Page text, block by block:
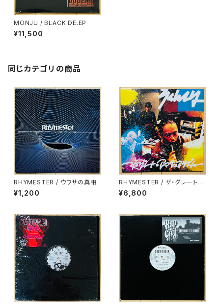
MONJU / BLACK DE.EP
¥11,500
同じカテゴリの商品
RHYMESTER / ウワサの真相
¥1,200
RHYMESTER / ザ・グレート・
アマチュアリズム
¥6,800